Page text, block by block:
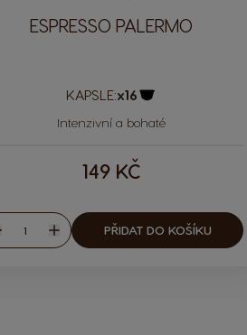
ESPRESSO PALERMO
KAPSLE:x16
Intenzivní a bohaté
149 KČ
Množství
Zvýšit
PŘIDAT DO KOŠÍKU